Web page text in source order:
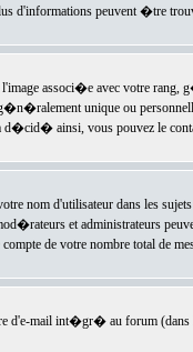
d'informations peuvent �tre
associ�e avec votre
unique ou
ainsi, vous pouvez le
nom d'utilisateur dans les
et administrateurs
de votre nombre total de
d'e-mail int�gr� au forum